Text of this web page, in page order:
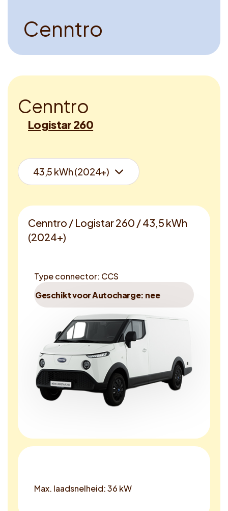
Dutch
Cenntro
Cenntro
Logistar 260
Cenntro / Logistar 260 / 43,5 kWh
(2024+)
Type connector: CCS
Geschikt voor Autocharge: nee
Max. laadsnelheid: 36 kW